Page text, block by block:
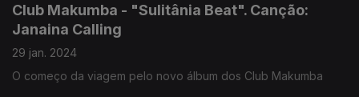
Club Makumba - "Sulitânia Beat". Canção:
Janaina Calling
29 jan. 2024
O começo da viagem pelo novo álbum dos Club Makumba